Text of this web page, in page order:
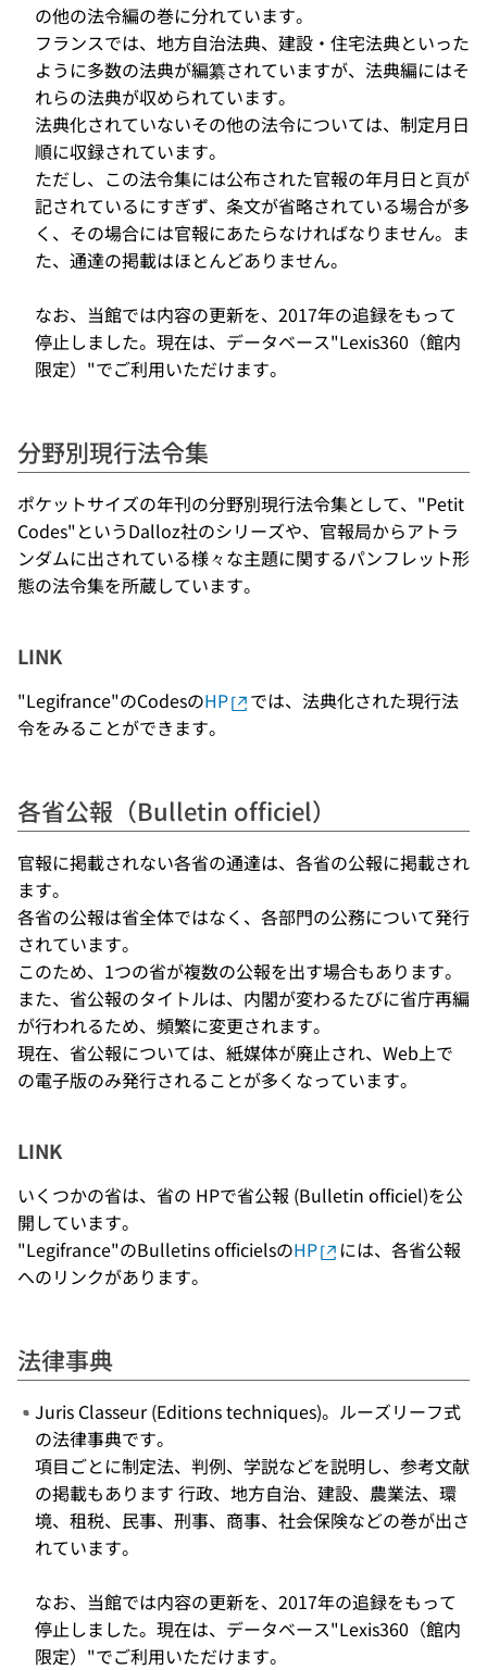
の他の法令編の巻に分れています。
フランスでは、地方自治法典、建設・住宅法典といった
ように多数の法典が編纂されていますが、法典編にはそ
れらの法典が収められています。
法典化されていないその他の法令については、制定月日
順に収録されています。
ただし、この法令集には公布された官報の年月日と頁が
記されているにすぎず、条文が省略されている場合が多
く、その場合には官報にあたらなければなりません。ま
た、通達の掲載はほとんどありません。
なお、当館では内容の更新を、2017年の追録をもって
停止しました。現在は、データベース"Lexis360（館内
限定）"でご利用いただけます。
分野別現行法令集
ポケットサイズの年刊の分野別現行法令集として、"Petit
Codes"というDalloz社のシリーズや、官報局からアトラ
ンダムに出されている様々な主題に関するパンフレット形
態の法令集を所蔵しています。
LINK
"Legifrance"のCodesのHP
では、法典化された現行法
令をみることができます。
各省公報（Bulletin officiel）
官報に掲載されない各省の通達は、各省の公報に掲載され
ます。
各省の公報は省全体ではなく、各部門の公務について発行
されています。
このため、1つの省が複数の公報を出す場合もあります。
また、省公報のタイトルは、内閣が変わるたびに省庁再編
が行われるため、頻繁に変更されます。
現在、省公報については、紙媒体が廃止され、Web上で
の電子版のみ発行されることが多くなっています。
LINK
いくつかの省は、省の HPで省公報 (Bulletin officiel)を公
開しています。
"Legifrance"のBulletins officielsのHP
には、各省公報
へのリンクがあります。
法律事典
Juris Classeur (Editions techniques)。ルーズリーフ式
の法律事典です。
項目ごとに制定法、判例、学説などを説明し、参考文献
の掲載もあります 行政、地方自治、建設、農業法、環
境、租税、民事、刑事、商事、社会保険などの巻が出さ
れています。
なお、当館では内容の更新を、2017年の追録をもって
停止しました。現在は、データベース"Lexis360（館内
限定）"でご利用いただけます。